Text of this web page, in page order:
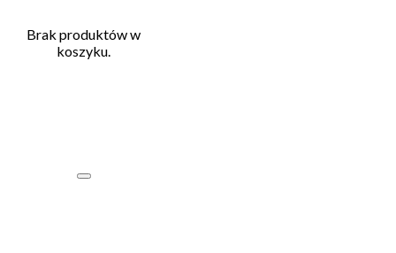
Brak produktów w
koszyku.